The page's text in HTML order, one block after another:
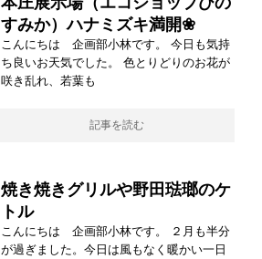
すみか）ハナミズキ満開❀
こんにちは 企画部小林です。 今日も気持
ち良いお天気でした。 色とりどりのお花が
咲き乱れ、若葉も
記事を読む
焼き焼きグリルや野田琺瑯のケ
トル
こんにちは 企画部小林です。 ２月も半分
が過ぎました。今日は風もなく暖かい一日